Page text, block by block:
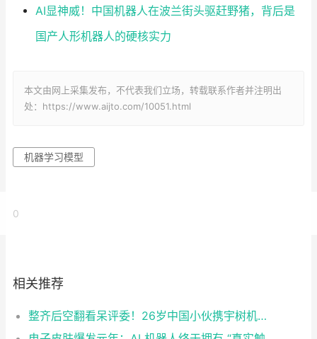
AI显神威！中国机器人在波兰街头驱赶野猪，背后是
国产人形机器人的硬核实力
本文由网上采集发布，不代表我们立场，转载联系作者并注明出
处：https://www.aijto.com/10051.html
机器学习模型
0
相关推荐
整齐后空翻看呆评委！26岁中国小伙携宇树机器人登上《美国达人秀》